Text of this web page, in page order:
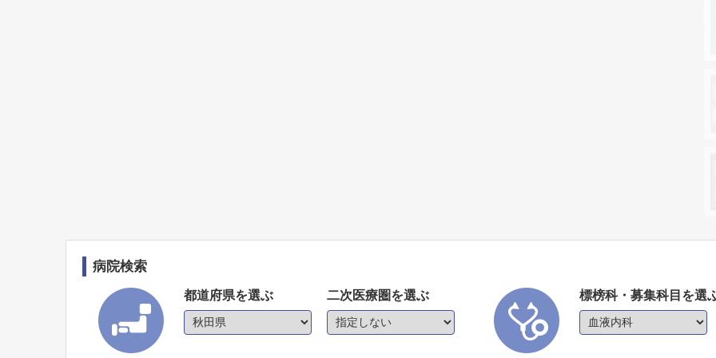
病院検索
都道府県を選ぶ 二次医療圏を選ぶ 標榜科・募集科目を選